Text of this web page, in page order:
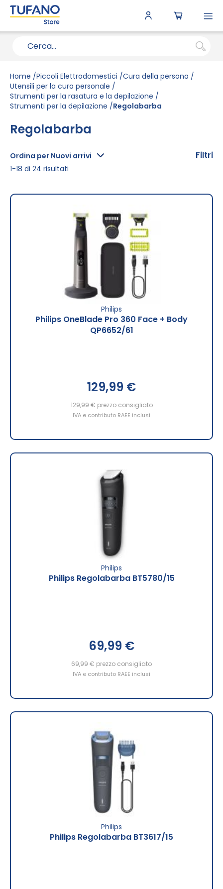
Home Piccoli Elettrodomestici Cura della persona
Utensili per la cura personale
Strumenti per la rasatura e la depilazione
Strumenti per la depilazione
Regolabarba
Regolabarba
Ordina per Nuovi arrivi
1-18 di 24 risultati
Philips
Philips OneBlade Pro 360 Face + Body
QP6652/61
129,99 €
129,99 € prezzo consigliato
IVA e contributo RAEE inclusi
Philips
Philips Regolabarba BT5780/15
69,99 €
69,99 € prezzo consigliato
IVA e contributo RAEE inclusi
Philips
Philips Regolabarba BT3617/15
Filtri